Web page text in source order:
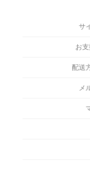
￥
￥
サ
お
配送
メ